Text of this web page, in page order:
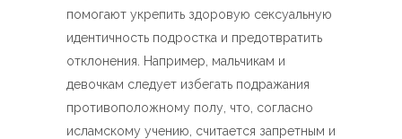
помогают укрепить здоровую сексуальную
идентичность подростка и предотвратить
отклонения. Например, мальчикам и
девочкам следует избегать подражания
противоположному полу, что, согласно
исламскому учению, считается запретным и